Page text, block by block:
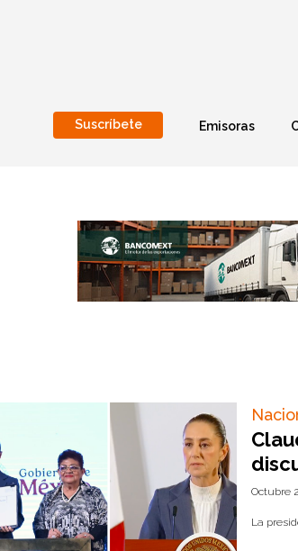
Suscríbete Emisoras
Octubre
La